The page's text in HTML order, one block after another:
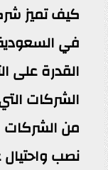
كيف تميز
في
القدرة على
الشركات
من الشركات
نصب